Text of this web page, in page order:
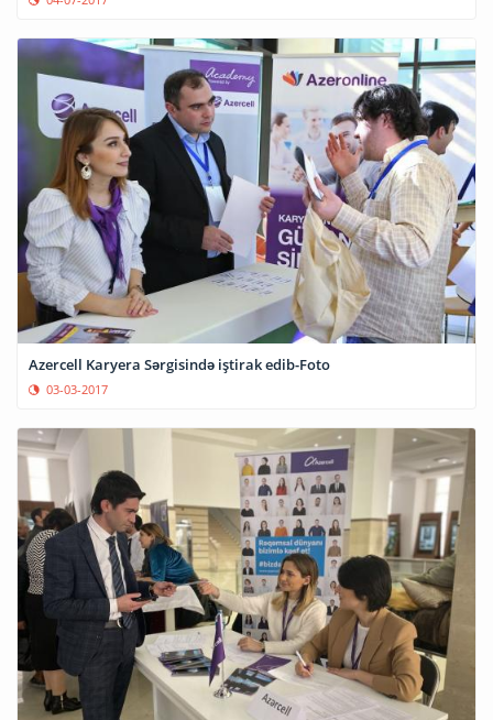
Azercell Karyera Sərgisində iştirak edib-Foto
03-03-2017